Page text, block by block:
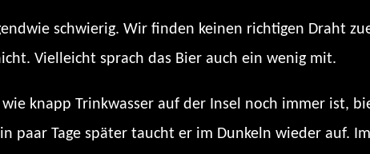
schwierig. Wir finden keinen richtigen Draht
Vielleicht sprach das Bier auch ein wenig mit.
knapp Trinkwasser auf der Insel noch immer ist,
paar Tage später taucht er im Dunkeln wieder auf.